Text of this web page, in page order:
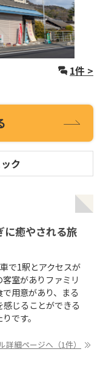
1件 >
ク
に癒やされる旅
で1駅とアクセスが
室がありファミリ
用意があり、まる
じることができる
です。
詳細ページへ（1件）